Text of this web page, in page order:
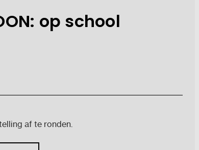
op school
af te ronden.